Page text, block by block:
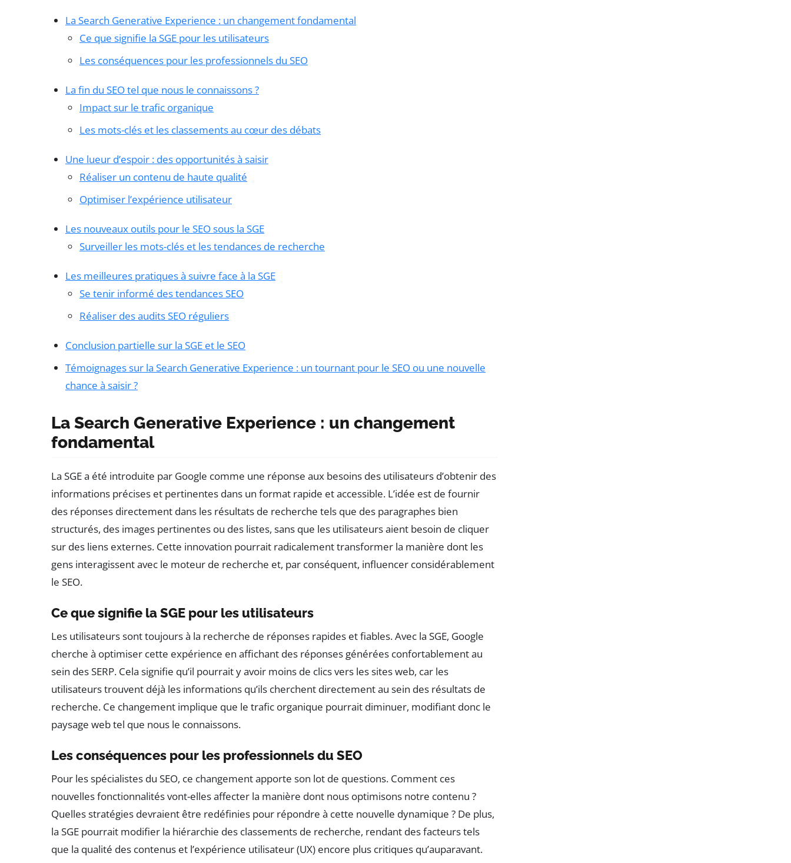
La Search Generative Experience : un changement fondamental
Ce que signifie la SGE pour les utilisateurs
Les conséquences pour les professionnels du SEO
La fin du SEO tel que nous le connaissons ?
Impact sur le trafic organique
Les mots-clés et les classements au cœur des débats
Une lueur d’espoir : des opportunités à saisir
Réaliser un contenu de haute qualité
Optimiser l’expérience utilisateur
Les nouveaux outils pour le SEO sous la SGE
Surveiller les mots-clés et les tendances de recherche
Les meilleures pratiques à suivre face à la SGE
Se tenir informé des tendances SEO
Réaliser des audits SEO réguliers
Conclusion partielle sur la SGE et le SEO
Témoignages sur la Search Generative Experience : un tournant pour le SEO ou une nouvelle
chance à saisir ?
La Search Generative Experience : un changement
fondamental
La SGE a été introduite par Google comme une réponse aux besoins des utilisateurs d’obtenir des
informations précises et pertinentes dans un format rapide et accessible. L’idée est de fournir
des réponses directement dans les résultats de recherche tels que des paragraphes bien
structurés, des images pertinentes ou des listes, sans que les utilisateurs aient besoin de cliquer
sur des liens externes. Cette innovation pourrait radicalement transformer la manière dont les
gens interagissent avec le moteur de recherche et, par conséquent, influencer considérablement
le SEO.
Ce que signifie la SGE pour les utilisateurs
Les utilisateurs sont toujours à la recherche de réponses rapides et fiables. Avec la SGE, Google
cherche à optimiser cette expérience en affichant des réponses générées confortablement au
sein des SERP. Cela signifie qu’il pourrait y avoir moins de clics vers les sites web, car les
utilisateurs trouvent déjà les informations qu’ils cherchent directement au sein des résultats de
recherche. Ce changement implique que le trafic organique pourrait diminuer, modifiant donc le
paysage web tel que nous le connaissons.
Les conséquences pour les professionnels du SEO
Pour les spécialistes du SEO, ce changement apporte son lot de questions. Comment ces
nouvelles fonctionnalités vont-elles affecter la manière dont nous optimisons notre contenu ?
Quelles stratégies devraient être redéfinies pour répondre à cette nouvelle dynamique ? De plus,
la SGE pourrait modifier la hiérarchie des classements de recherche, rendant des facteurs tels
que la qualité des contenus et l’expérience utilisateur (UX) encore plus critiques qu’auparavant.